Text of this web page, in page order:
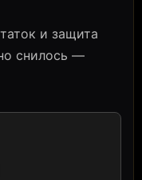
и защита
снилось —